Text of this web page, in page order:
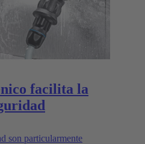
facilita la
son particularmente